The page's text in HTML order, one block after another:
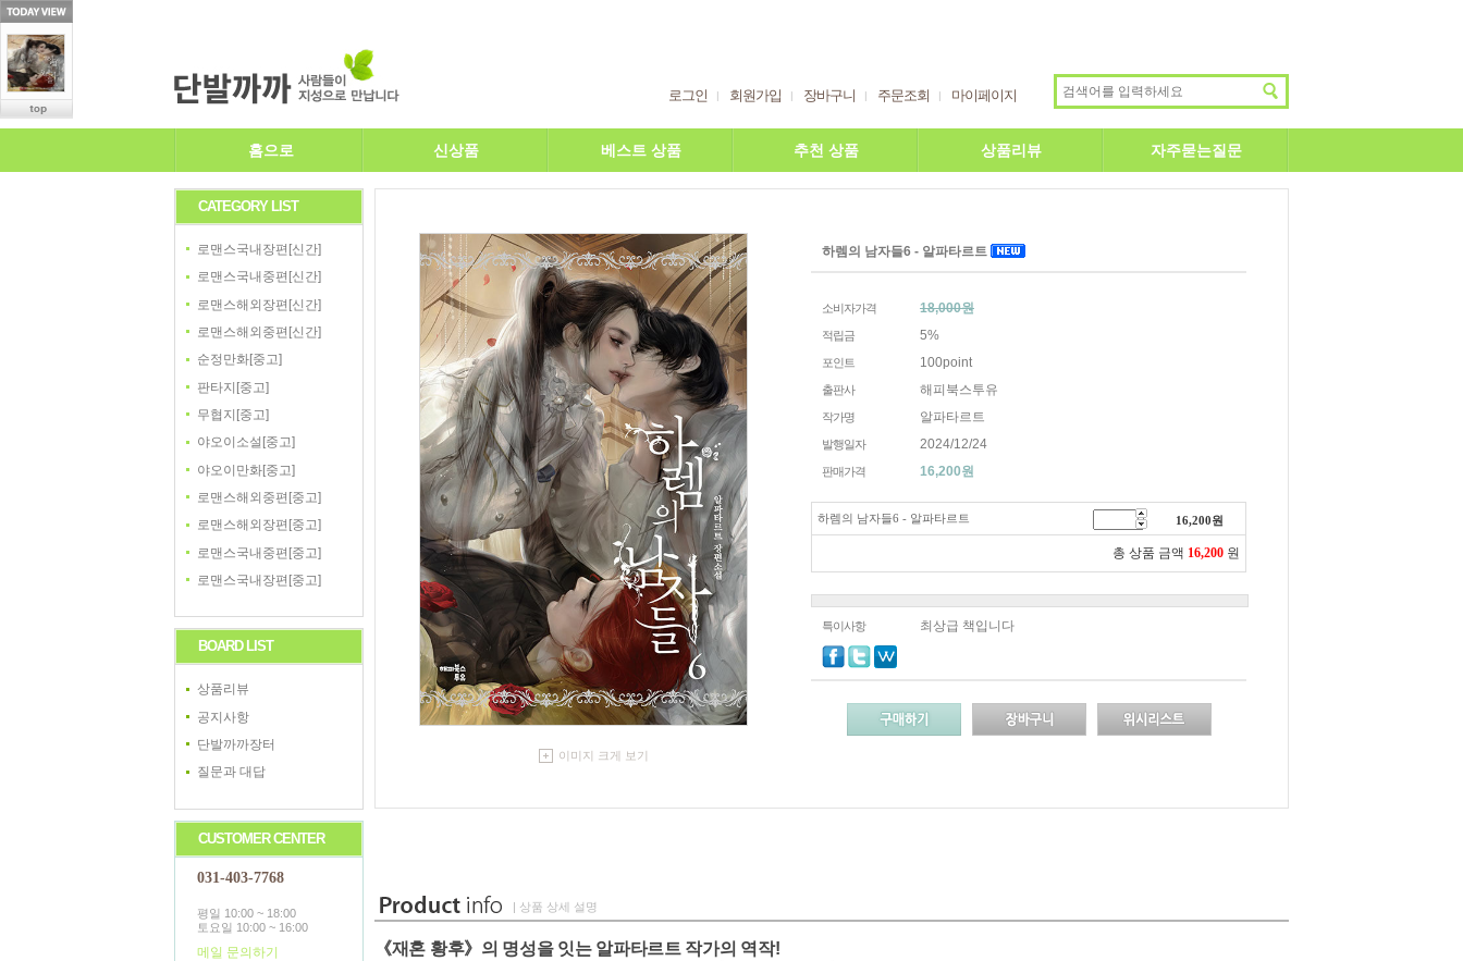
로그인 회원가입 장바구니 주문조회 마이페이지
홈으로 신상품 베스트 상품 추천 상품 상품리뷰 자주묻는질문
CATEGORY LIST
로맨스국내장편[신간]
로맨스국내중편[신간]
로맨스해외장편[신간]
로맨스해외중편[신간]
순정만화[중고]
판타지[중고]
무협지[중고]
야오이소설[중고]
야오이만화[중고]
로맨스해외중편[중고]
로맨스해외장편[중고]
로맨스국내중편[중고]
로맨스국내장편[중고]
BOARD LIST
상품리뷰
공지사항
단발까까장터
질문과 대답
CUSTOMER CENTER
031-403-7768
평일 10:00 ~ 18:00
토요일 10:00 ~ 16:00
메일 문의하기
이미지 크게 보기
하렘의 남자들6 - 알파타르트
소비자가격 18,000원
적립금 5%
포인트 100point
출판사 해피북스투유
작가명 알파타르트
발행일자 2024/12/24
판매가격 16,200원
하렘의 남자들6 - 알파타르트 16,200원
총 상품 금액 16,200 원
특이사항 최상급 책입니다
| 상품 상세 설명
《재혼 황후》의 명성을 잇는 알파타르트 작가의 역작!